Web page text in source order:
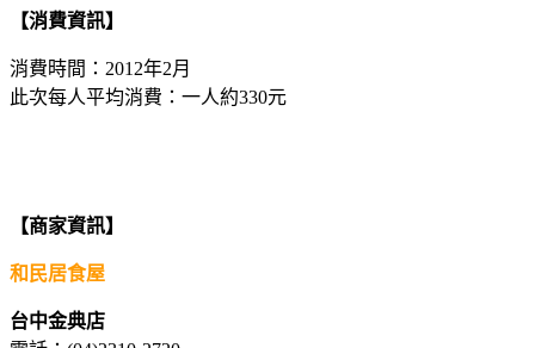
【消費資訊】
消費時間：2012年2月
此次每人平均消費：一人約330元
【商家資訊】
和民居食屋
台中金典店